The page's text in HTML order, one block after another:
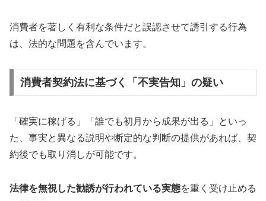
消費者を著しく有利な条件だと誤認させて誘引する行為
は、法的な問題を含んでいます。
消費者契約法に基づく「不実告知」の疑い
「確実に稼げる」「誰でも初月から成果が出る」といっ
た、事実と異なる説明や断定的な判断の提供があれば、契
約後でも取り消しが可能です。
法律を無視した勧誘が行われている実態を重く受け止める